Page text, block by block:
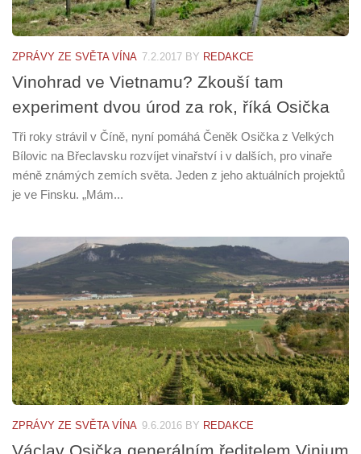
ZPRÁVY ZE SVĚTA VÍNA 7.2.2017 BY REDAKCE
Vinohrad ve Vietnamu? Zkouší tam
experiment dvou úrod za rok, říká Osička
Tři roky strávil v Číně, nyní pomáhá Čeněk Osička z Velkých
Bílovic na Břeclavsku rozvíjet vinařství i v dalších, pro vinaře
méně známých zemích světa. Jeden z jeho aktuálních projektů
je ve Finsku. „Mám...
ZPRÁVY ZE SVĚTA VÍNA 9.6.2016 BY REDAKCE